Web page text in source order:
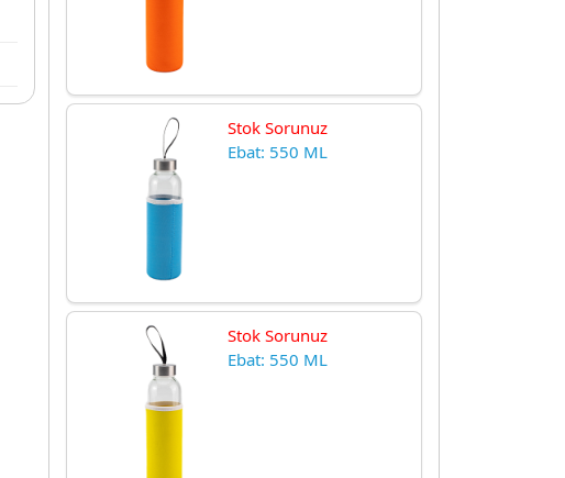
Stok Sorunuz
Ebat: 550 ML
Stok Sorunuz
Ebat: 550 ML